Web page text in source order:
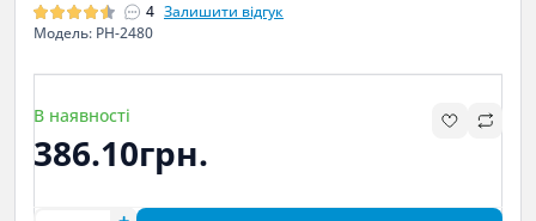
4 Залишити відгук
Модель: PH-2480
В наявності
386.10грн.